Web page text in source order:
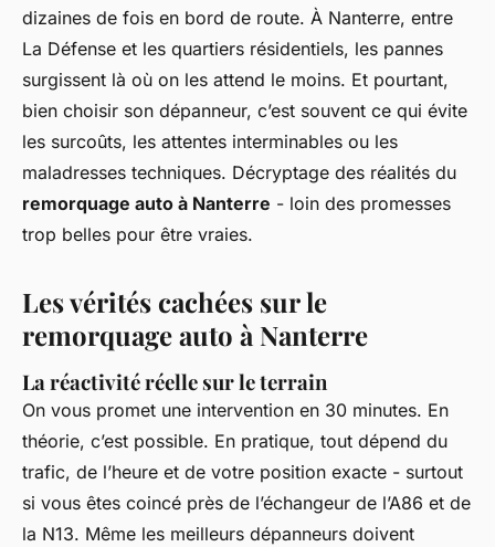
dizaines de fois en bord de route. À Nanterre, entre
La Défense et les quartiers résidentiels, les pannes
surgissent là où on les attend le moins. Et pourtant,
bien choisir son dépanneur, c’est souvent ce qui évite
les surcoûts, les attentes interminables ou les
maladresses techniques. Décryptage des réalités du
remorquage auto à Nanterre - loin des promesses
trop belles pour être vraies.
Les vérités cachées sur le
remorquage auto à Nanterre
La réactivité réelle sur le terrain
On vous promet une intervention en 30 minutes. En
théorie, c’est possible. En pratique, tout dépend du
trafic, de l’heure et de votre position exacte - surtout
si vous êtes coincé près de l’échangeur de l’A86 et de
la N13. Même les meilleurs dépanneurs doivent